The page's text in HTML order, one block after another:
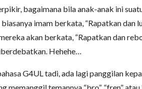
bagaimana bila anak-anak ini
imam berkata, “Rapatkan dan
akan berkata, “Rapatkan dan
Hehehe…
G4UL tadi, ada lagi panggilan